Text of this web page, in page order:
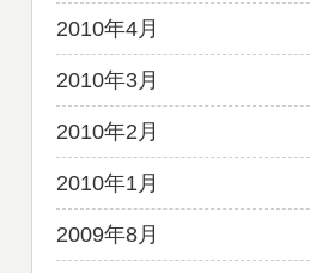
2010年4月
2010年3月
2010年2月
2010年1月
2009年8月